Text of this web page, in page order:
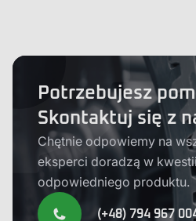
Potrzebujesz
Skontaktuj się z
Chętnie odpowiemy na
eksperci doradzą w
odpowiedniego produktu.
(+48) 794 967